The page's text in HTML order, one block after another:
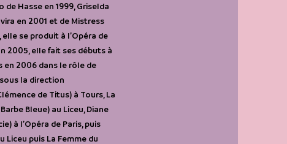
Hasse en 1999, Griselda
en 2001 et de Mistress
se produit à l’Opéra de
2005, elle fait ses débuts à
en 2006 dans le rôle de
la direction
de Titus) à Tours, La
Bleue) au Liceu, Diane
à l’Opéra de Paris, puis
Liceu puis La Femme du